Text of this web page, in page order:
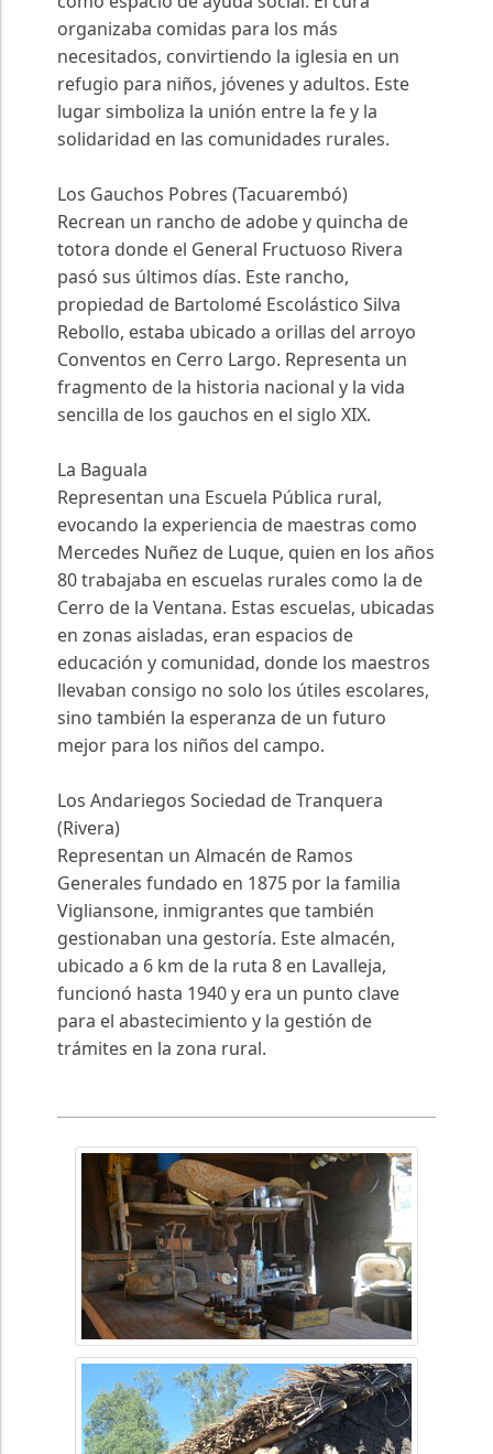
organizaba comidas para los más
necesitados, convirtiendo la iglesia en un
refugio para niños, jóvenes y adultos. Este
lugar simboliza la unión entre la fe y la
solidaridad en las comunidades rurales.
Los Gauchos Pobres (Tacuarembó)
Recrean un rancho de adobe y quincha de
totora donde el General Fructuoso Rivera
pasó sus últimos días. Este rancho,
propiedad de Bartolomé Escolástico Silva
Rebollo, estaba ubicado a orillas del arroyo
Conventos en Cerro Largo. Representa un
fragmento de la historia nacional y la vida
sencilla de los gauchos en el siglo XIX.
La Baguala
Representan una Escuela Pública rural,
evocando la experiencia de maestras como
Mercedes Nuñez de Luque, quien en los años
80 trabajaba en escuelas rurales como la de
Cerro de la Ventana. Estas escuelas, ubicadas
en zonas aisladas, eran espacios de
educación y comunidad, donde los maestros
llevaban consigo no solo los útiles escolares,
sino también la esperanza de un futuro
mejor para los niños del campo.
Los Andariegos Sociedad de Tranquera
(Rivera)
Representan un Almacén de Ramos
Generales fundado en 1875 por la familia
Vigliansone, inmigrantes que también
gestionaban una gestoría. Este almacén,
ubicado a 6 km de la ruta 8 en Lavalleja,
funcionó hasta 1940 y era un punto clave
para el abastecimiento y la gestión de
trámites en la zona rural.